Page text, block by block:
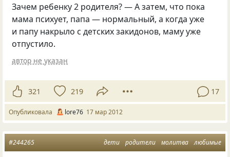
Зачем ребенку 2 родителя? — А затем, что пока
мама психует, папа — нормальный, а когда уже
и папу накрыло с детских закидонов, маму уже
отпустило.
автор не указан
321 219 17
Опубликовала lore76 17 мар 2012
дети родители молитва любимые
#244265